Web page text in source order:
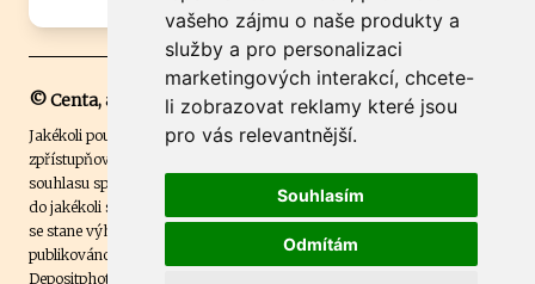
vašeho zájmu o naše produkty a
služby a pro personalizaci
marketingových interakcí, chcete-
li zobrazovat reklamy které jsou
pro vás relevantnější.
Souhlasím
Odmítám
© Centa, a.s.
Jakékoli použití obsahu včetně převzetí, šíření či dalšího užití a
zpřístupňování textových či obrazových materiálů bez písemného
souhlasu společnosti Centa,a.s. je zakázáno. Čtenář svým přihlášením
do jakékoli soutěže na našem webu dává souhlas s tím, že v případě, že
se stane výhercem této soutěže, může být jeho jméno na webu
publikováno. Centa, a.s. využívala licenci ČTK a využívá fotografie z
Depositphotos